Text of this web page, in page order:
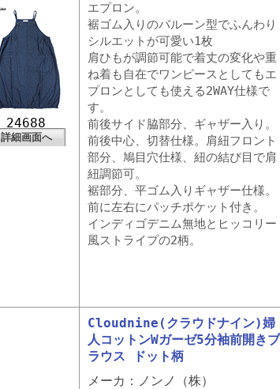
24688
詳細画面へ
エプロン。
裾ゴム入りのバルーン型でふんわり
シルエットが可愛い1枚
肩ひもが調節可能で着丈の変化や重
ね着も自在でワンピースとしてもエ
プロンとしても使える2WAY仕様で
す。
前後サイド脇部分、ギャザー入り。
前後中心、切替仕様。肩紐フロント
部分、鳩目穴仕様、紐の結び目で肩
紐調節可。
裾部分、平ゴム入りギャザー仕様。
前に左右にパッチポケット付き。
インディゴデニム無地とヒッコリー
風ストライプの2柄。
Cloudnine(クラウドナイン)婦
人コットンWガーゼ5分袖前開きブ
ラウス ドット柄
メーカ：ノンノ（株）